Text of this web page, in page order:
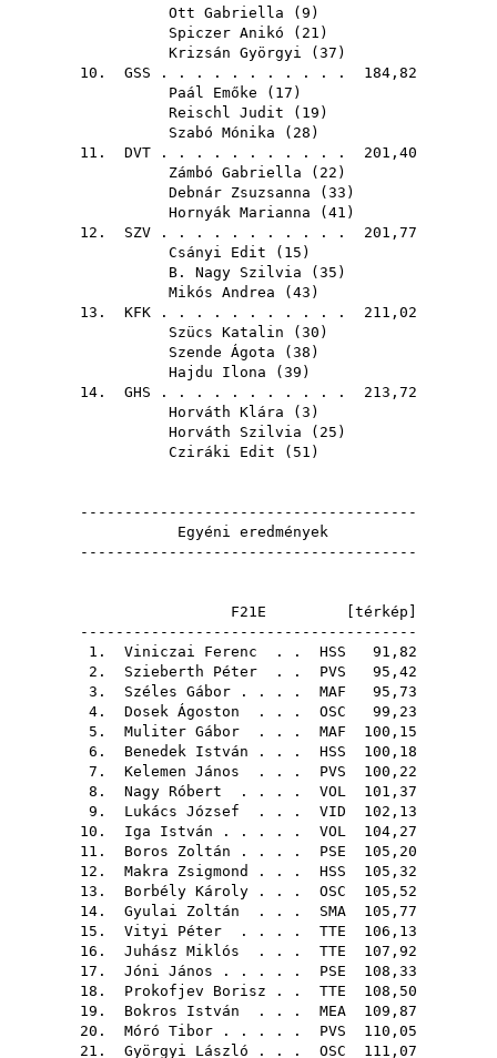
Ott Gabriella ( 9 )
Spiczer Anikó ( 21 )
Krizsán Györgyi ( 37 )
10. GSS . . . . . . . . . . . 184,82
Paál Emőke ( 17 )
Reischl Judit ( 19 )
Szabó Mónika ( 28 )
11. DVT . . . . . . . . . . . 201,40
Zámbó Gabriella ( 22 )
Debnár Zsuzsanna ( 33 )
Hornyák Marianna ( 41 )
12. SZV . . . . . . . . . . . 201,77
Csányi Edit ( 15 )
B. Nagy Szilvia ( 35 )
Mikós Andrea ( 43 )
13. KFK . . . . . . . . . . . 211,02
Szücs Katalin ( 30 )
Szende Ágota ( 38 )
Hajdu Ilona ( 39 )
14. GHS . . . . . . . . . . . 213,72
Horváth Klára ( 3 )
Horváth Szilvia ( 25 )
Cziráki Edit ( 51 )
--------------------------------------
Egyéni eredmények
--------------------------------------
F21E [ térkép
--------------------------------------
1. Viniczai Ferenc . . HSS 91,82
2. Szieberth Péter . . PVS 95,42
3. Széles Gábor . . . . MAF 95,73
4. Dosek Ágoston . . . OSC 99,23
5. Muliter Gábor . . . MAF 100,15
6. Benedek István . . . HSS 100,18
7. Kelemen János . . . PVS 100,22
8. Nagy Róbert . . . . VOL 101,37
9. Lukács József . . . VID 102,13
10. Iga István . . . . . VOL 104,27
11. Boros Zoltán . . . . PSE 105,20
12. Makra Zsigmond . . . HSS 105,32
13. Borbély Károly . . . OSC 105,52
14. Gyulai Zoltán . . . SMA 105,77
15. Vityi Péter . . . . TTE 106,13
16. Juhász Miklós . . . TTE 107,92
17. Jóni János . . . . . PSE 108,33
18. Prokofjev Borisz . . TTE 108,50
19. Bokros István . . . MEA 109,87
20. Móró Tibor . . . . . PVS 110,05
21. Györgyi László . . . OSC 111,07